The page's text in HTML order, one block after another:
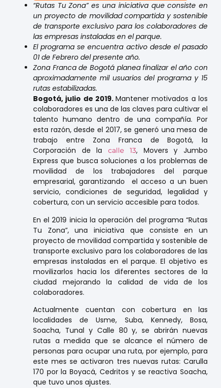
“Rutas Tu Zona” es una iniciativa que consiste en
un proyecto de movilidad compartida y sostenible
de transporte exclusivo para los colaboradores de
las empresas instaladas en el parque.
El programa se encuentra activo desde el pasado
01 de Febrero del presente año.
Zona Franca de Bogotá planea finalizar el año con
aproximadamente mil usuarios del programa y 15
rutas estabilizadas.
Bogotá, julio de 2019.Mantener motivados a los
colaboradores es una de las claves para cultivar el
talento humano dentro de una compañía. Por
esta razón, desde el 2017, se generó una mesa de
trabajo entre Zona Franca de Bogotá, la
Corporación de lacalle 13, Movers y Jumbo
Express que busca soluciones a los problemas de
movilidad de los trabajadores del parque
empresarial, garantizando el acceso a un buen
servicio, condiciones de seguridad, legalidad y
cobertura, con un servicio accesible para todos.
En el 2019 inicia la operación del programa “Rutas
Tu Zona”, una iniciativa que consiste en un
proyecto de movilidad compartida y sostenible de
transporte exclusivo para los colaboradores de las
empresas instaladas en el parque. El objetivo es
movilizarlos hacia los diferentes sectores de la
ciudad mejorando la calidad de vida de los
colaboradores.
Actualmente cuentan con cobertura en las
localidades de Usme, Suba, Kennedy, Bosa,
Soacha, Tunal y Calle 80 y, se abrirán nuevas
rutas a medida que se alcance el número de
personas para ocupar una ruta, por ejemplo, para
este mes se activaron tres nuevas rutas: Carulla
170 por la Boyacá, Cedritos y se reactiva Soacha,
que tuvo unos ajustes.